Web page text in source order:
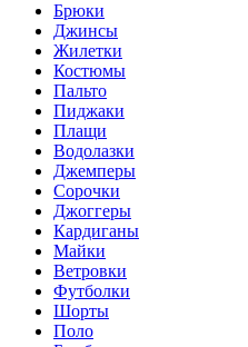
Брюки
Джинсы
Жилетки
Костюмы
Пальто
Пиджаки
Плащи
Водолазки
Джемперы
Сорочки
Джоггеры
Кардиганы
Майки
Ветровки
Футболки
Шорты
Поло